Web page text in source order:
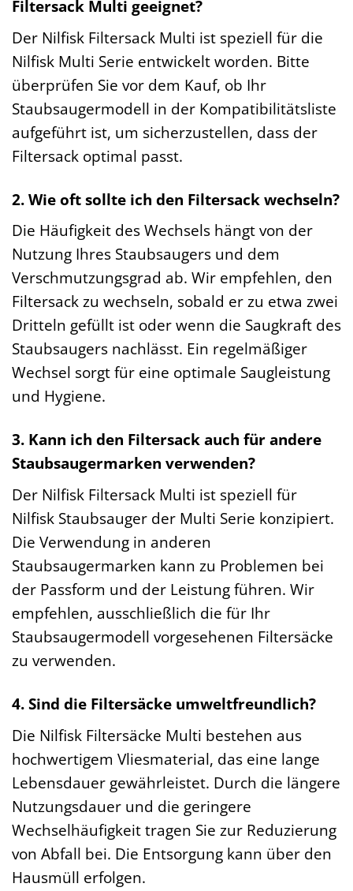
Filtersack Multi geeignet?
Der Nilfisk Filtersack Multi ist speziell für die
Nilfisk Multi Serie entwickelt worden. Bitte
überprüfen Sie vor dem Kauf, ob Ihr
Staubsaugermodell in der Kompatibilitätsliste
aufgeführt ist, um sicherzustellen, dass der
Filtersack optimal passt.
2. Wie oft sollte ich den Filtersack wechseln?
Die Häufigkeit des Wechsels hängt von der
Nutzung Ihres Staubsaugers und dem
Verschmutzungsgrad ab. Wir empfehlen, den
Filtersack zu wechseln, sobald er zu etwa zwei
Dritteln gefüllt ist oder wenn die Saugkraft des
Staubsaugers nachlässt. Ein regelmäßiger
Wechsel sorgt für eine optimale Saugleistung
und Hygiene.
3. Kann ich den Filtersack auch für andere
Staubsaugermarken verwenden?
Der Nilfisk Filtersack Multi ist speziell für
Nilfisk Staubsauger der Multi Serie konzipiert.
Die Verwendung in anderen
Staubsaugermarken kann zu Problemen bei
der Passform und der Leistung führen. Wir
empfehlen, ausschließlich die für Ihr
Staubsaugermodell vorgesehenen Filtersäcke
zu verwenden.
4. Sind die Filtersäcke umweltfreundlich?
Die Nilfisk Filtersäcke Multi bestehen aus
hochwertigem Vliesmaterial, das eine lange
Lebensdauer gewährleistet. Durch die längere
Nutzungsdauer und die geringere
Wechselhäufigkeit tragen Sie zur Reduzierung
von Abfall bei. Die Entsorgung kann über den
Hausmüll erfolgen.